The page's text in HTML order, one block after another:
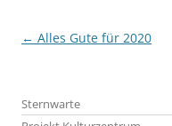
Beitragsnavigation
← Alles Gute für 2020
Sternwarte